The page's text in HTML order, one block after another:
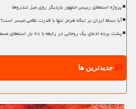
پروژه استعفای رییس جمهور باردیگر روی میز تندروها
آیا تسلط ایران بر تنگه هرمز تنها با قدرت نظامی میسر است؟
پشت پرده ادعای یک روحانی در رابطه با ۲۸ بار استعفای مسعود پزشکیان
جدیدترین ها